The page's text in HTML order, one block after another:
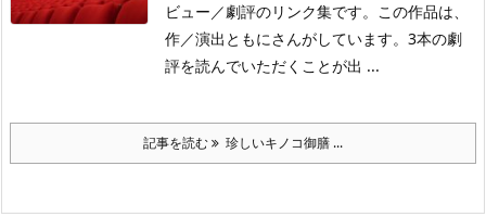
ビュー／劇評のリンク集です。この作品は、
作／演出ともにさんがしています。3本の劇
評を読んでいただくことが出 ...
記事を読む 珍しいキノコ御膳 ...